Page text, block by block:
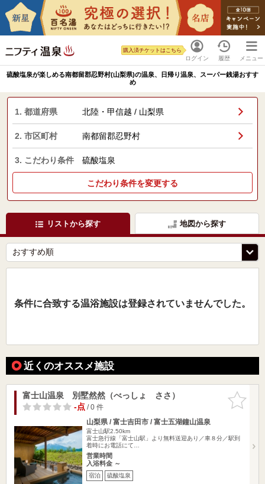
ログイン
購入済チケットはこちら
履歴 メニュー
硫酸塩泉が楽しめる南都留郡忍野村(山梨県)の温泉、日帰り温泉、スーパー銭湯おすす
め
1. 都道府県 北陸・甲信越 / 山梨県
2. 市区町村 南都留郡忍野村
3. こだわり条件 硫酸塩泉
こだわり条件を変更する
リストから探す 地図から探す
条件に合致する温浴施設は登録されていませんでした。
近くのオススメ施設
お気に入
りに追加
富士山温泉 別墅然然（べっしょ ささ）
-点/ 0 件
山梨県 / 富士吉田市 / 富士五湖鐘山温泉
富士山駅2.50km
富士急行線「富士山駅」より無料送迎あり／車８分／駅到
着時にお電話にて…
営業時間
入浴料金 ～
宿泊 硫酸塩泉